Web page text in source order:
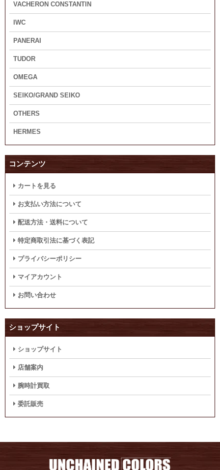
VACHERON CONSTANTIN
IWC
PANERAI
TUDOR
OMEGA
SEIKO/GRAND SEIKO
OTHERS
HERMES
コンテンツ
カートを見る
お支払い方法について
配送方法・送料について
特定商取引法に基づく表記
プライバシーポリシー
マイアカウント
お問い合わせ
ショップサイト
ショップサイト
店舗案内
腕時計買取
委託販売